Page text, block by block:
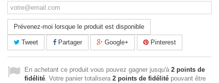
Prévenez-moi lorsque le produit est disponible
Tweet Partager Google+ Pinterest
En achetant ce produit vous pouvez gagner jusqu'à 2 points de
fidélité. Votre panier totalisera 2 points de fidélité pouvant être